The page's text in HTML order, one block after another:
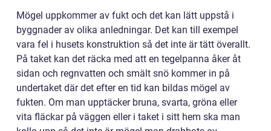
Mögel uppkommer av fukt och det kan lätt uppstå i
byggnader av olika anledningar. Det kan till exempel
vara fel i husets konstruktion så det inte är tätt överallt.
På taket kan det räcka med att en tegelpanna åker åt
sidan och regnvatten och smält snö kommer in på
undertaket där det efter en tid kan bildas mögel av
fukten. Om man upptäcker bruna, svarta, gröna eller
vita fläckar på väggen eller i taket i sitt hem ska man